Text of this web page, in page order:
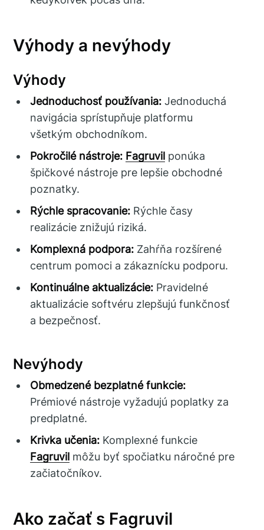
Výhody a nevýhody
Výhody
Jednoduchosť používania: Jednoduchá
navigácia sprístupňuje platformu
všetkým obchodníkom.
Pokročilé nástroje: Fagruvil ponúka
špičkové nástroje pre lepšie obchodné
poznatky.
Rýchle spracovanie: Rýchle časy
realizácie znižujú riziká.
Komplexná podpora: Zahŕňa rozšírené
centrum pomoci a zákaznícku podporu.
Kontinuálne aktualizácie: Pravidelné
aktualizácie softvéru zlepšujú funkčnosť
a bezpečnosť.
Nevýhody
Obmedzené bezplatné funkcie:
Prémiové nástroje vyžadujú poplatky za
predplatné.
Krivka učenia: Komplexné funkcie
Fagruvil môžu byť spočiatku náročné pre
začiatočníkov.
Ako začať s Fagruvil